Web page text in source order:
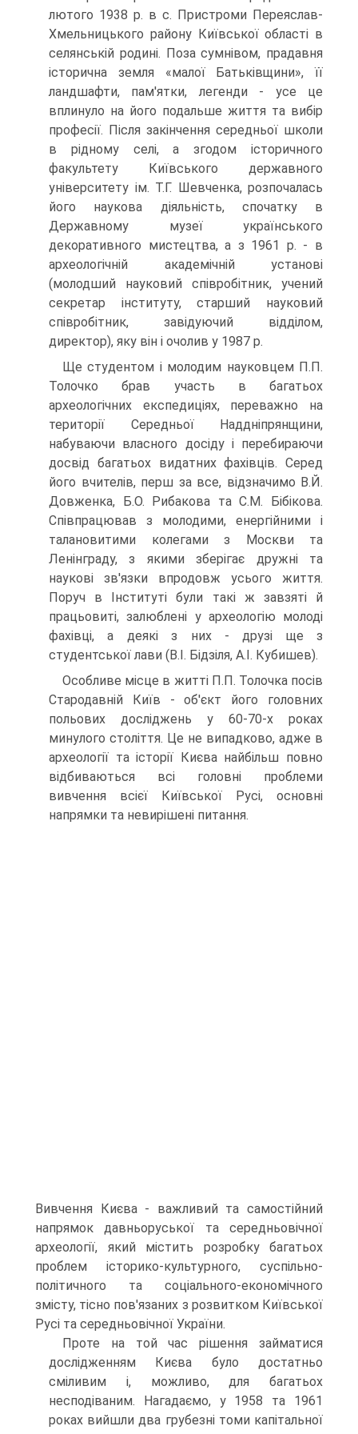
лютого 1938 р. в с. Пристроми Переяслав-
Хмельницького району Київської області в
селянській родині. Поза сумнівом, прадавня
історична земля «малої Батьківщини», її
ландшафти, пам'ятки, легенди - усе це
вплинуло на його подальше життя та вибір
професії. Після закінчення середньої школи
в рідному селі, а згодом історичного
факультету Київського державного
університету ім. Т.Г. Шевченка, розпочалась
його наукова діяльність, спочатку в
Державному музеї українського
декоративного мистецтва, а з 1961 р. - в
археологічній академічній установі
(молодший науковий співробітник, учений
секретар інституту, старший науковий
співробітник, завідуючий відділом,
директор), яку він і очолив у 1987 р.
Ще студентом і молодим науковцем П.П.
Толочко брав участь в багатьох
археологічних експедиціях, переважно на
території Середньої Наддніпрянщини,
набуваючи власного досіду і перебираючи
досвід багатьох видатних фахівців. Серед
його вчителів, перш за все, відзначимо В.Й.
Довженка, Б.О. Рибакова та С.М. Бібікова.
Співпрацював з молодими, енергійними і
талановитими колегами з Москви та
Ленінграду, з якими зберігає дружні та
наукові зв'язки впродовж усього життя.
Поруч в Інституті були такі ж завзяті й
працьовиті, залюблені у археологію молоді
фахівці, а деякі з них - друзі ще з
студентської лави (В.І. Бідзіля, А.І. Кубишев).
Особливе місце в житті П.П. Толочка посів
Стародавній Київ - об'єкт його головних
польових досліджень у 60-70-х роках
минулого століття. Це не випадково, адже в
археології та історії Києва найбільш повно
відбиваються всі головні проблеми
вивчення всієї Київської Русі, основні
напрямки та невирішені питання.
Вивчення Києва - важливий та самостійний
напрямок давньоруської та середньовічної
археології, який містить розробку багатьох
проблем історико-культурного, суспільно-
політичного та соціального-економічного
змісту, тісно пов'язаних з розвитком Київської
Русі та середньовічної України.
Проте на той час рішення займатися
дослідженням Києва було достатньо
сміливим і, можливо, для багатьох
несподіваним. Нагадаємо, у 1958 та 1961
роках вийшли два грубезні томи капітальної